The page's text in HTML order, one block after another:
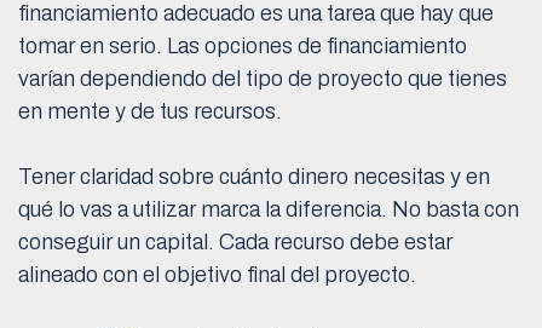
financiamiento adecuado es una tarea que hay que
tomar en serio. Las opciones de financiamiento
varían dependiendo del tipo de proyecto que tienes
en mente y de tus recursos.
Tener claridad sobre cuánto dinero necesitas y en
qué lo vas a utilizar marca la diferencia. No basta con
conseguir un capital. Cada recurso debe estar
alineado con el objetivo final del proyecto.